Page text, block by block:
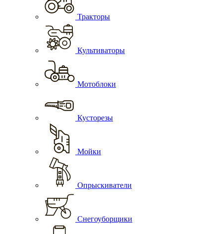
Тракторы
Культиваторы
Мотоблоки
Кусторезы
Мойки
Опрыскиватели
Снегоуборщики